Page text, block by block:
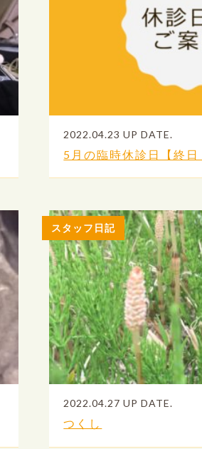
2022.04.23 UP DATE.
5月の臨時休診日【終日
2022.04.27 UP DATE.
つくし
スタッフ日記